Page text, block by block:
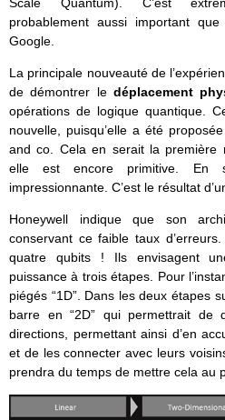
probablement aussi important
Google.
La principale nouveauté de
de démontrer le déplacement
opérations de logique quantique.
nouvelle, puisqu’elle a été
and co. Cela en serait la première
elle est encore primitive. En
impressionnante. C’est le résultat
Honeywell indique que son
conservant ce faible taux
quatre qubits ! Ils envisagent
puissance à trois étapes. Pour
piégés “1D”. Dans les deux étapes
barre en “2D” qui permettrait de
directions, permettant ainsi d’en
et de les connecter avec leurs
prendra du temps de mettre cela au